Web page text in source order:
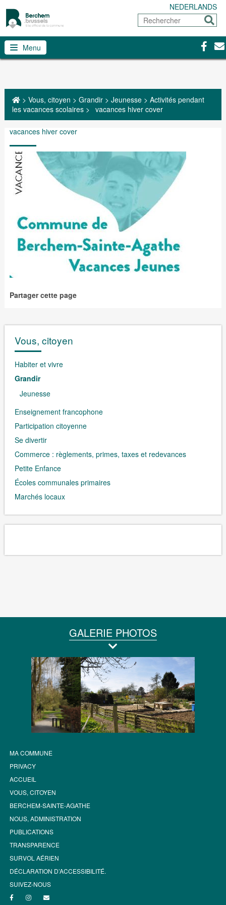
NEDERLANDS
Rechercher
Menu
> Vous, citoyen > Grandir> Jeunesse> Activités pendant
les vacances scolaires> vacances hiver cover
vacances hiver cover
Partager cette page
Vous, citoyen
Habiter et vivre
Grandir
Jeunesse
Enseignement francophone
Participation citoyenne
Se divertir
Commerce : règlements, primes, taxes et redevances
Petite Enfance
Écoles communales primaires
Marchés locaux
GALERIE PHOTOS
MA COMMUNE
PRIVACY
ACCUEIL
VOUS, CITOYEN
BERCHEM-SAINTE-AGATHE
NOUS, ADMINISTRATION
PUBLICATIONS
TRANSPARENCE
SURVOL AÉRIEN
DÉCLARATION D’ACCESSIBILITÉ.
SUIVEZ-NOUS